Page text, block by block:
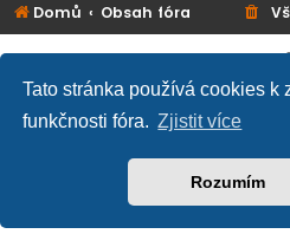
Tato stránka používá cookies k
funkčnosti fóra. Zjistit více
Rozumím
Domů Obsah fóra
Založeno na